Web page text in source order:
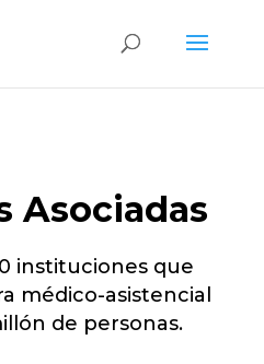
Asociadas
instituciones que
médico-asistencial
de personas.